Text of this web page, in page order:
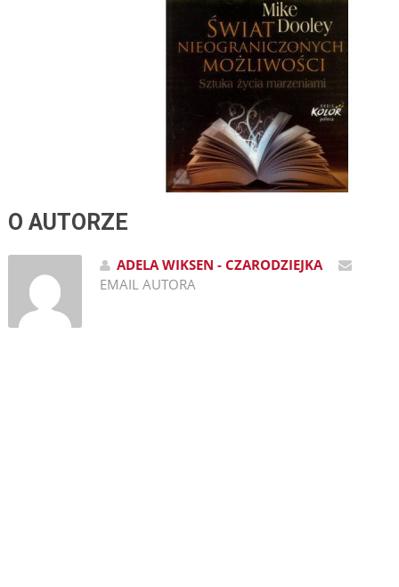
O AUTORZE
ADELA WIKSEN - CZARODZIEJKA
EMAIL AUTORA